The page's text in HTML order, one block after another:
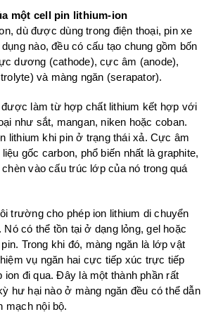
một cell pin lithium-ion
dù được dùng trong điện thoại, pin xe
nào, đều có cấu tạo chung gồm bốn
dương (cathode), cực âm (anode),
và màng ngăn (serapator).
làm từ hợp chất lithium kết hợp với
như sắt, mangan, niken hoặc coban.
lithium khi pin ở trạng thái xả. Cực âm
gốc carbon, phổ biến nhất là graphite,
vào cấu trúc lớp của nó trong quá
trường cho phép ion lithium di chuyển
có thể tồn tại ở dạng lỏng, gel hoặc
Trong khi đó, màng ngăn là lớp vật
vụ ngăn hai cực tiếp xúc trực tiếp
ion đi qua. Đây là một thành phần rất
hư hại nào ở màng ngăn đều có thể dẫn
mạch nội bộ.